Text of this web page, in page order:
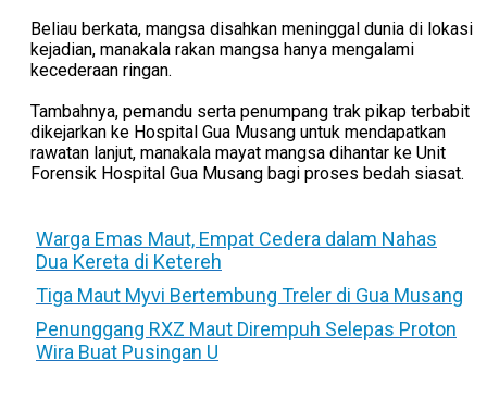
Beliau berkata, mangsa disahkan meninggal dunia di lokasi
kejadian, manakala rakan mangsa hanya mengalami
kecederaan ringan.
Tambahnya, pemandu serta penumpang trak pikap terbabit
dikejarkan ke Hospital Gua Musang untuk mendapatkan
rawatan lanjut, manakala mayat mangsa dihantar ke Unit
Forensik Hospital Gua Musang bagi proses bedah siasat.
Warga Emas Maut, Empat Cedera dalam Nahas
Dua Kereta di Ketereh
Tiga Maut Myvi Bertembung Treler di Gua Musang
Penunggang RXZ Maut Dirempuh Selepas Proton
Wira Buat Pusingan U